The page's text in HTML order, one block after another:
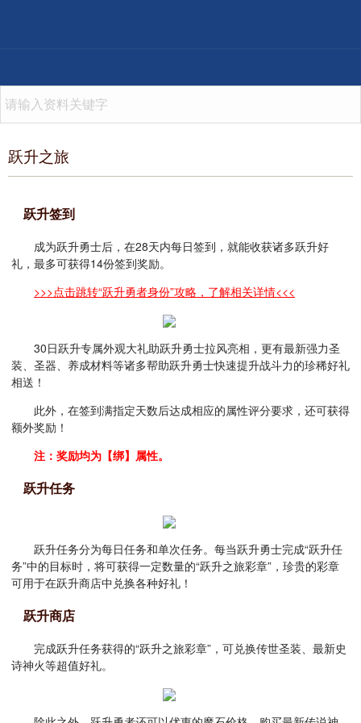
跃升之旅
跃升签到
成为跃升勇士后，在28天内每日签到，就能收获诸多跃升好
礼，最多可获得14份签到奖励。
>>>点击跳转“跃升勇者身份”攻略，了解相关详情<<<
30日跃升专属外观大礼助跃升勇士拉风亮相，更有最新强力圣
装、圣器、养成材料等诸多帮助跃升勇士快速提升战斗力的珍稀好礼
相送！
此外，在签到满指定天数后达成相应的属性评分要求，还可获得
额外奖励！
注：奖励均为【绑】属性。
跃升任务
跃升任务分为每日任务和单次任务。每当跃升勇士完成“跃升任
务”中的目标时，将可获得一定数量的“跃升之旅彩章”，珍贵的彩章
可用于在跃升商店中兑换各种好礼！
跃升商店
完成跃升任务获得的“跃升之旅彩章”，可兑换传世圣装、最新史
诗神火等超值好礼。